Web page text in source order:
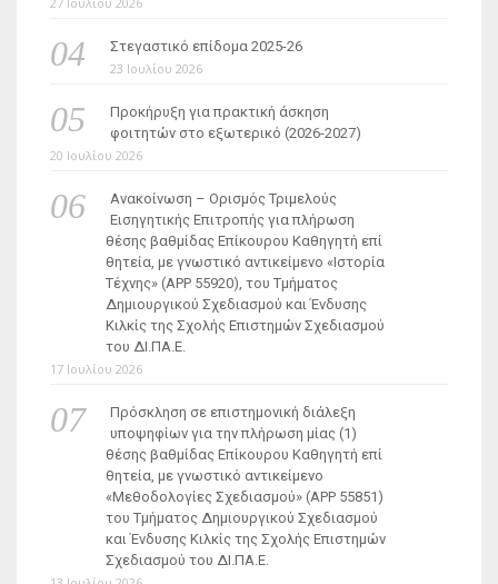
Στεγαστικό επίδομα 2025-26
23 Ιουλίου 2026
Προκήρυξη για πρακτική άσκηση
φοιτητών στο εξωτερικό (2026-2027)
20 Ιουλίου 2026
Ανακοίνωση – Ορισμός Τριμελούς
Εισηγητικής Επιτροπής για πλήρωση
θέσης βαθμίδας Επίκουρου Καθηγητή επί
θητεία, με γνωστικό αντικείμενο «Ιστορία
Τέχνης» (ΑΡΡ 55920), του Τμήματος
Δημιουργικού Σχεδιασμού και Ένδυσης
Κιλκίς της Σχολής Επιστημών Σχεδιασμού
του ΔΙ.ΠΑ.Ε.
17 Ιουλίου 2026
Πρόσκληση σε επιστημονική διάλεξη
υποψηφίων για την πλήρωση μίας (1)
θέσης βαθμίδας Επίκουρου Καθηγητή επί
θητεία, με γνωστικό αντικείμενο
«Μεθοδολογίες Σχεδιασμού» (ΑΡΡ 55851)
του Τμήματος Δημιουργικού Σχεδιασμού
και Ένδυσης Κιλκίς της Σχολής Επιστημών
Σχεδιασμού του ΔΙ.ΠΑ.Ε.